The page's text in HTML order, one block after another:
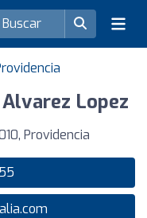
Lopez
Providencia